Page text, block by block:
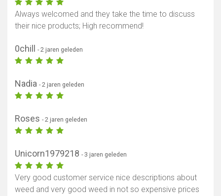
Always welcomed and they take the time to discuss
their nice products; High recommend!
0chill - 2 jaren geleden
Nadia - 2 jaren geleden
Roses - 2 jaren geleden
Unicorn1979218 - 3 jaren geleden
Very good customer service nice descriptions about
weed and very good weed in not so expensive prices